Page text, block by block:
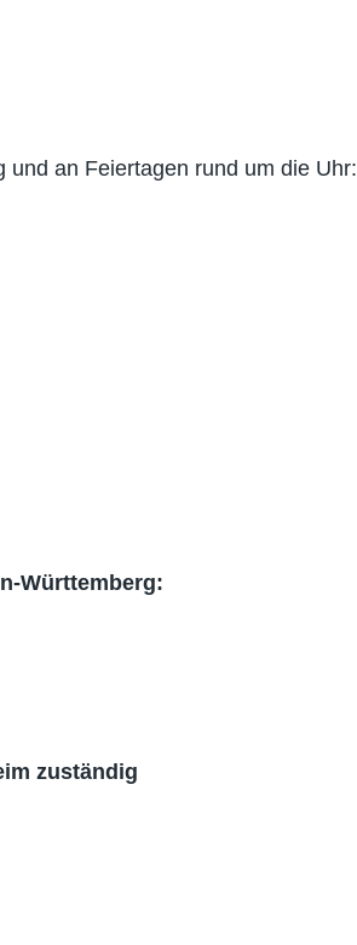
an Feiertagen rund um die Uhr:
Württemberg:
zuständig